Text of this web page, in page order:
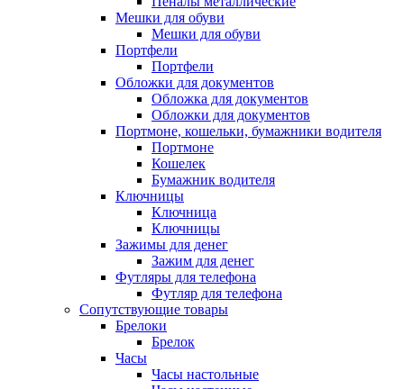
Мешки для обуви
Мешки для обуви
Портфели
Портфели
Обложки для документов
Обложка для документов
Обложки для документов
Портмоне, кошельки, бумажники водителя
Портмоне
Кошелек
Бумажник водителя
Ключницы
Ключница
Ключницы
Зажимы для денег
Зажим для денег
Футляры для телефона
Футляр для телефона
Сопутствующие товары
Брелоки
Брелок
Часы
Часы настольные